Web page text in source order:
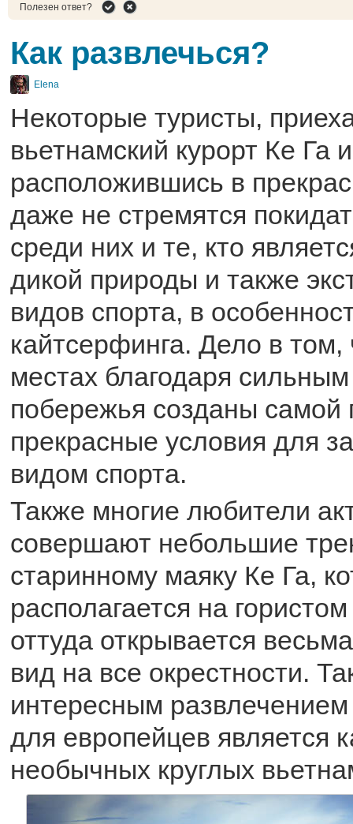
Полезен ответ?
Как развлечься?
Elena
Некоторые туристы,
вьетнамский курорт Ке Га и
расположившись в
даже не стремятся
среди них и те, кто
дикой природы и также
видов спорта, в
кайтсерфинга. Дело в том,
местах благодаря
побережья созданы самой
прекрасные условия для
видом спорта.
Также многие любители
совершают небольшие
старинному маяку Ке Га,
располагается на
оттуда открывается
вид на все окрестности.
интересным
для европейцев является
необычных круглых